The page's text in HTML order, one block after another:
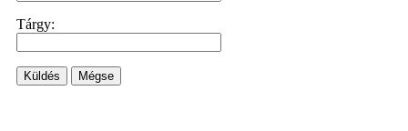
Tárgy:
Küldés Mégse